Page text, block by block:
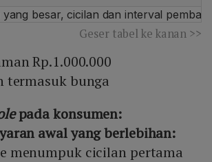
yang besar, cicilan dan interval
Geser tabel ke kanan >>
Rp.1.000.000
termasuk bunga
pada konsumen:
awal yang berlebihan:
menumpuk cicilan pertama